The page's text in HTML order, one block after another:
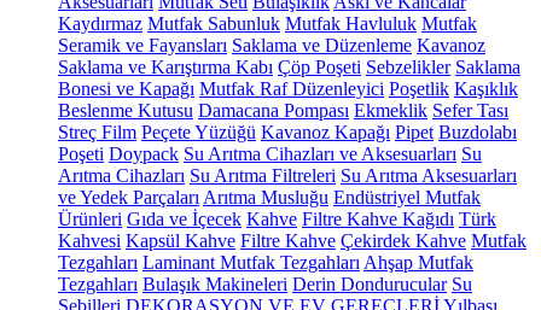
Kaydırmaz Mutfak Sabunluk Mutfak Havluluk Mutfak
Seramik ve Fayansları Saklama ve Düzenleme Kavanoz
Saklama ve Karıştırma Kabı Çöp Poşeti Sebzelikler Saklama
Bonesi ve Kapağı Mutfak Raf Düzenleyici Poşetlik Kaşıklık
Beslenme Kutusu Damacana Pompası Ekmeklik Sefer Tası
Streç Film Peçete Yüzüğü Kavanoz Kapağı Pipet Buzdolabı
Poşeti Doypack Su Arıtma Cihazları ve Aksesuarları Su
Arıtma Cihazları Su Arıtma Filtreleri Su Arıtma Aksesuarları
ve Yedek Parçaları Arıtma Musluğu Endüstriyel Mutfak
Ürünleri Gıda ve İçecek Kahve Filtre Kahve Kağıdı Türk
Kahvesi Kapsül Kahve Filtre Kahve Çekirdek Kahve Mutfak
Tezgahları Laminant Mutfak Tezgahları Ahşap Mutfak
Tezgahları Bulaşık Makineleri Derin Dondurucular Su
Sebilleri DEKORASYON VE EV GEREÇLERİYılbaşı